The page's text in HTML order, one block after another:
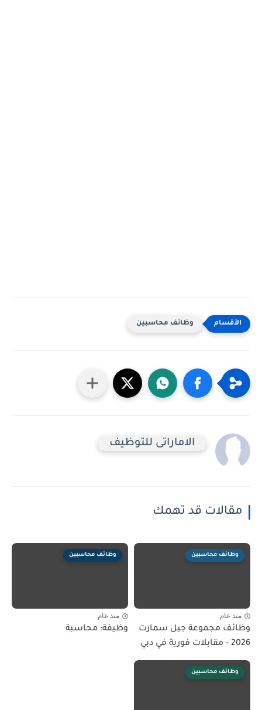
وظائف محاسبين
الاماراتى للتوظيف
مقالات قد تهمك
وظائف محاسبين
منذ عام
وظائف مجموعة جيل سمارت
2026 - مقابلات فورية في دبي
وظائف محاسبين
منذ عام
وظيفة: محاسبة
وظائف محاسبين